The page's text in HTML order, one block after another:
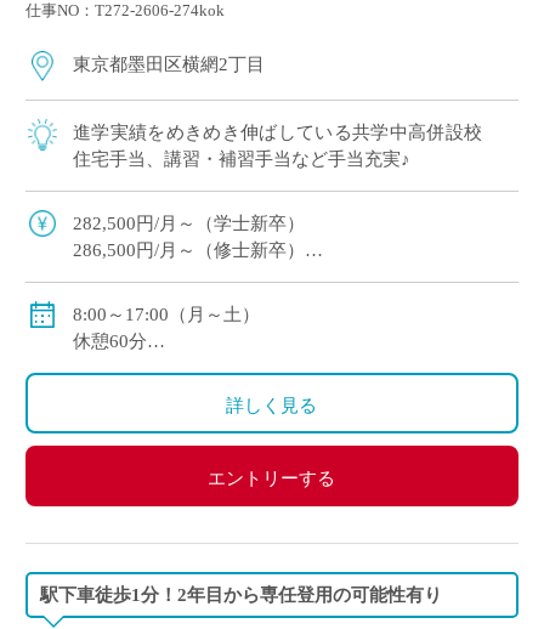
仕事NO：T272-2606-274kok
東京都墨田区横網2丁目
進学実績をめきめき伸ばしている共学中高併設校
住宅手当、講習・補習手当など手当充実♪
282,500円/月～（学士新卒）
286,500円/月～（修士新卒）
賞与年2回（実績/年間5.2ヶ月+100,000円※新規採用者/
年間3.53ヶ月）
8:00～17:00（月～土）
休憩60分
詳しく見る
エントリーする
駅下車徒歩1分！2年目から専任登用の可能性有り